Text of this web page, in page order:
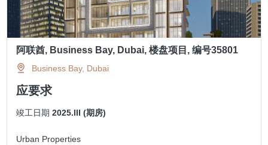
阿联酋, Business Bay, Dubai, 楼盘项目, 编号35801
Business Bay, Dubai
应要求
竣工日期2025.III (期房)
Urban Properties